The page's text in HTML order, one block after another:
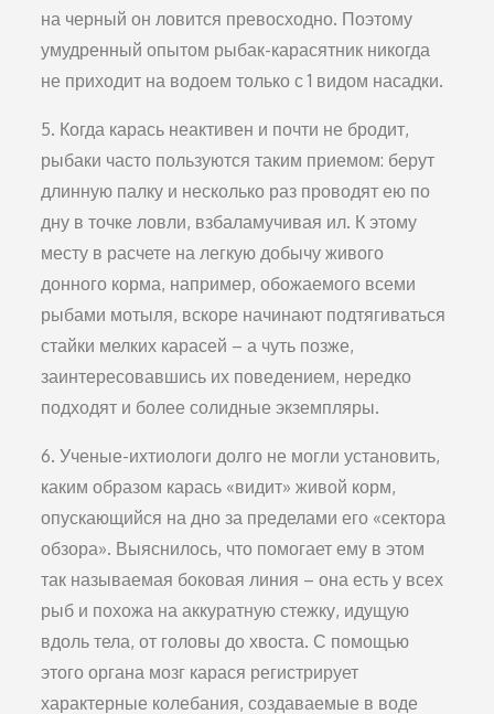
на черный он ловится превосходно. Поэтому
умудренный опытом рыбак-карасятник никогда
не приходит на водоем только с 1 видом насадки.
5. Когда карась неактивен и почти не бродит,
рыбаки часто пользуются таким приемом: берут
длинную палку и несколько раз проводят ею по
дну в точке ловли, взбаламучивая ил. К этому
месту в расчете на легкую добычу живого
донного корма, например, обожаемого всеми
рыбами мотыля, вскоре начинают подтягиваться
стайки мелких карасей – а чуть позже,
заинтересовавшись их поведением, нередко
подходят и более солидные экземпляры.
6. Ученые-ихтиологи долго не могли установить,
каким образом карась «видит» живой корм,
опускающийся на дно за пределами его «сектора
обзора». Выяснилось, что помогает ему в этом
так называемая боковая линия – она есть у всех
рыб и похожа на аккуратную стежку, идущую
вдоль тела, от головы до хвоста. С помощью
этого органа мозг карася регистрирует
характерные колебания, создаваемые в воде